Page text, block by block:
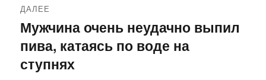
ДАЛЕЕ
Следующая
запись:
Мужчина очень неудачно выпил
пива, катаясь по воде на
ступнях